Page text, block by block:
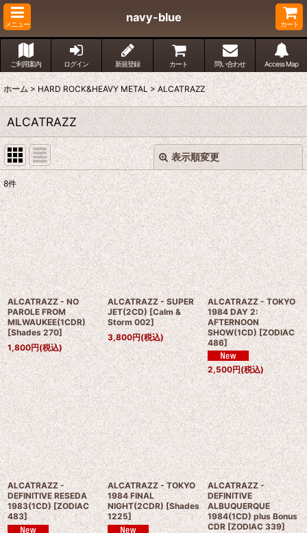
メニュー
navy-blue
カート
ご利用案内 ログイン 新規登録 カート 問い合わせ Access Map
ホーム > HARD ROCK&HEAVY METAL > ALCATRAZZ
ALCATRAZZ
表示順変更
表示数:
並び順:
絞り込む
閉じる
8件
ALCATRAZZ - NO
PAROLE FROM
MILWAUKEE(1CDR)
[Shades 270]
1,800円(税込)
ALCATRAZZ - SUPER
JET(2CD) [Calm &
Storm 002]
3,800円(税込)
ALCATRAZZ - TOKYO
1984 DAY 2:
AFTERNOON
SHOW(1CD) [ZODIAC
486]
2,500円(税込)
ALCATRAZZ -
DEFINITIVE RESEDA
1983(1CD) [ZODIAC
483]
ALCATRAZZ - TOKYO
1984 FINAL
NIGHT(2CDR) [Shades
1225]
ALCATRAZZ -
DEFINITIVE
ALBUQUERQUE
1984(1CD) plus Bonus
CDR [ZODIAC 339]